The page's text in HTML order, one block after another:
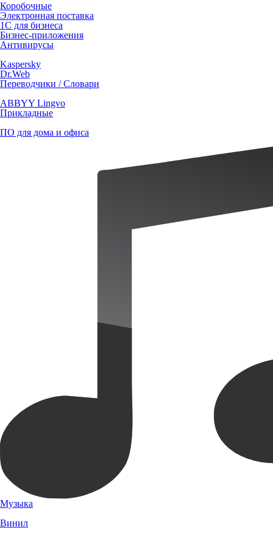
Коробочные
Электронная поставка
1С для бизнеса
Бизнес-приложения
Антивирусы
Kaspersky
Dr.Web
Переводчики / Словари
ABBYY Lingvo
Прикладные
ПО для дома и офиса
Музыка
Винил